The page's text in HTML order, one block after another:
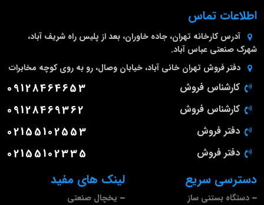
لینک های مفید
یخچال صنعتی
دسترسی سریع
دستگاه بستنی ساز
اطلاعات تماس
آدرس کارخانه تهران، جاده خاوران، بعد از پلیس راه شریف آباد،
شهرک صنعتی عباس آباد.
دفتر فروش تهران خانی آباد، خیابان وصال، رو به روی کوچه مخابرات
کارشناس فروش 09128464653
کارشناس فروش 09128469362
دفتر فروش 02155102553
دفتر فروش 02155102335